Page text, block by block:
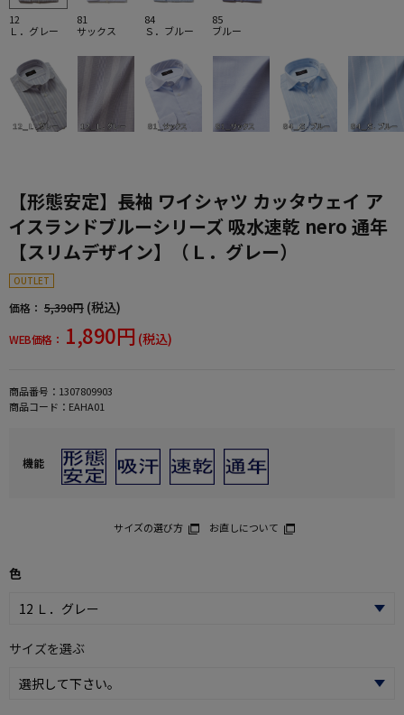
12
Ｌ．グレー
81
サックス
84
Ｓ．ブルー
85
ブルー
【形態安定】長袖 ワイシャツ カッタウェイ ア
イスランドブルーシリーズ 吸水速乾 nero 通年
【スリムデザイン】（Ｌ．グレー）
OUTLET
価格： 5,390円 (税込)
WEB価格： 1,890円 (税込)
商品番号： 1307809903
商品コード： EAHA01
機能
サイズの選び方 お直しについて
色
サイズを選ぶ